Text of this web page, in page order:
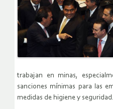
trabajan en minas,
sanciones mínimas para las
medidas de higiene y seguridad.